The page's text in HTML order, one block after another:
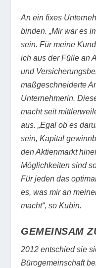
An ein fixes
binden. „Mir war es
sein. Für meine
ich aus der Fülle an
und
maßgeschneiderte
Unternehmerin.
macht seit
aus. „Egal ob es
sein, Kapital
den Aktienmarkt
Möglichkeiten sind
Für jeden das
es, was mir an
macht“, so Kubin.
GEMEINSAM
2012 entschied sie
Bürogemeinschaft